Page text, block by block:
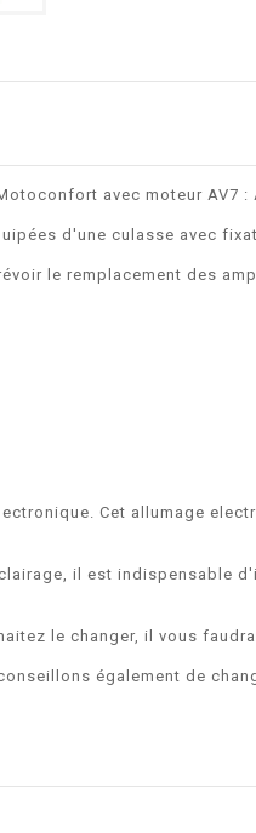
avec moteur AV7 :
d'une culasse avec
le remplacement des
Cet allumage
il est indispensable
le changer, il vous
également de